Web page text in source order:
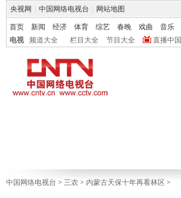
央视网 中国网络电视台 网站地图
首页 新闻 经济 体育 综艺 春晚 戏曲 音乐
电视
频道大全 栏目大全 节目大全 直播中国
中国网络电视台 > 三农 > 内蒙古天保十年再看林区 >